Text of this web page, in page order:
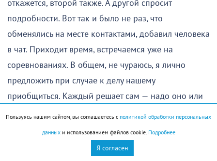
откажется, второй также. А другой спросит
подробности. Вот так и было не раз, что
обменялись на месте контактами, добавил человека
в чат. Приходит время, встречаемся уже на
соревнованиях. В общем, не чураюсь, я лично
предложить при случае к делу нашему
приобщиться. Каждый решает сам — надо оно или
Пользуясь нашим сайтом, вы соглашаетесь с политикой обработки персональных
данныхи использованием файлов cookie. Подробнее
Я согласен